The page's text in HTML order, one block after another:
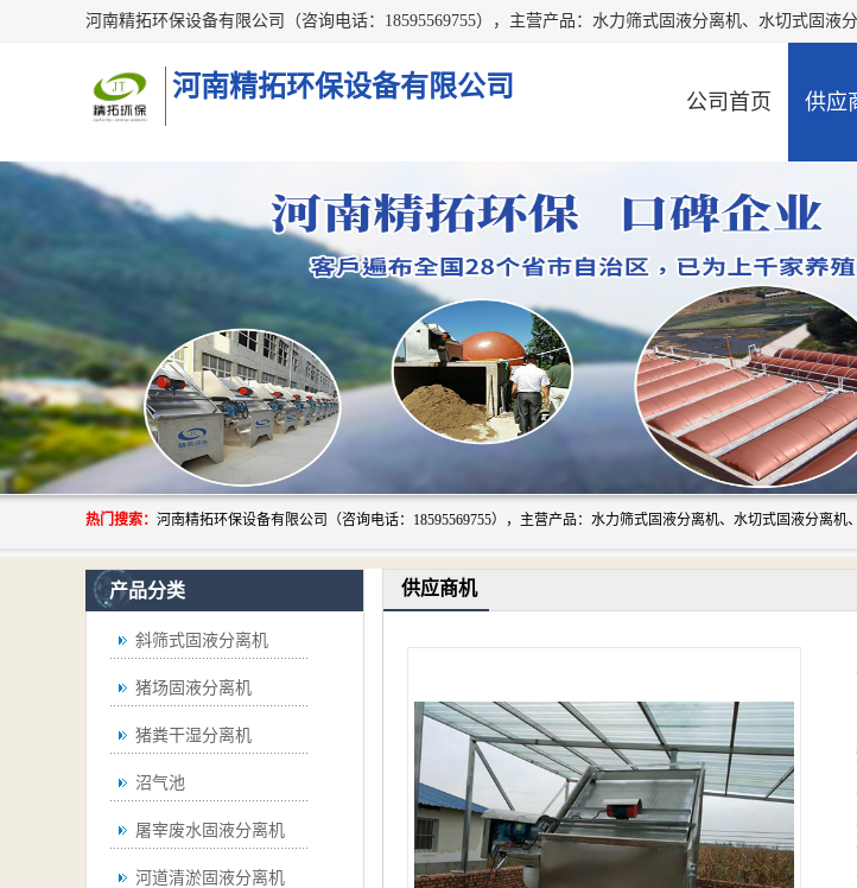
河南精拓环保设备有限公司 公司首页 供应
热门搜索：
产品分类
斜筛式固液分离机
猪场固液分离机
猪粪干湿分离机
沼气池
屠宰废水固液分离机
河道清淤固液分离机
供应商机